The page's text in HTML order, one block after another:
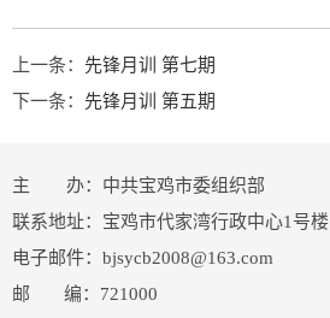
上一条： 先锋月训 第七期
下一条： 先锋月训 第五期
主 办：中共宝鸡市委组织部
联系地址：宝鸡市代家湾行政中心1号楼
电子邮件：bjsycb2008@163.com
邮 编：721000